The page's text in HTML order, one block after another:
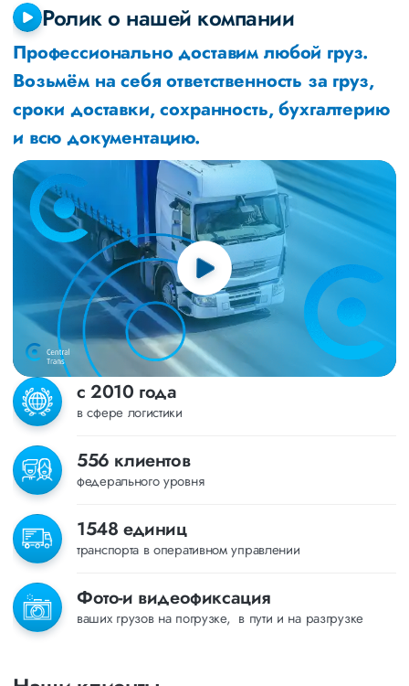
Ролик о нашей компании
Профессионально доставим любой груз.
Возьмём на себя ответственность за груз,
сроки доставки, сохранность, бухгалтерию
и всю документацию.
с 2010 года
в сфере логистики
556 клиентов
федерального уровня
1548 единиц
транспорта в оперативном управлении
Фото-и видеофиксация
ваших грузов на погрузке, в пути и на разгрузке